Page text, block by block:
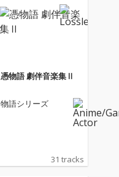
憑物語 劇伴音楽集Ⅱ
物語シリーズ
31 tracks